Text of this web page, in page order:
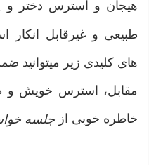
هیجان و استرس دختر و
طبیعی و غیرقابل
های کلیدی زیر
مقابل، استرس خویش و
خاطره خوبی از جلسه